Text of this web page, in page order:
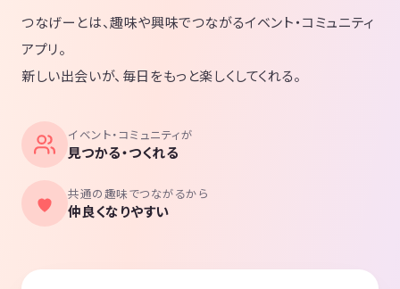
つなげーとは、趣味や興味でつながるイベント・コミュニティ
アプリ。
新しい出会いが、毎日をもっと楽しくしてくれる。
イベント・コミュニティが
見つかる・つくれる
共通の趣味でつながるから
仲良くなりやすい